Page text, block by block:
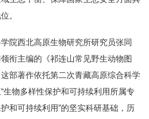
。
院西北高原生物研究所研究员张同
衔主编的《祁连山常见野生动物图
部著作依托第二次青藏高原综合科学
生物多样性保护和可持续利用所属专
和可持续利用”的坚实科研基础，历